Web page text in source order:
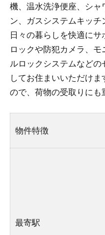
機、温水洗浄便座、シャ
ン、ガスシステムキッチ
日々の暮らしを快適にサ
ロックや防犯カメラ、
ルロックシステムなど
してお住まいいただけ
ので、荷物の受取りにも
物件特徴
最寄駅